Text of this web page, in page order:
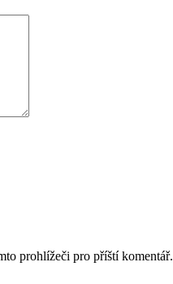
prohlížeči pro příští komentář.